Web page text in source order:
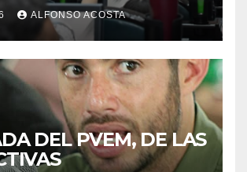
de las principales
ALFONSO ACOSTA
DEL PVEM, DE LAS